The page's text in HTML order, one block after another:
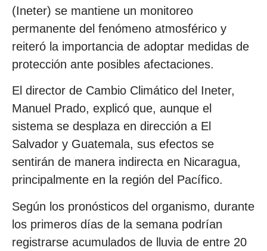
(Ineter) se mantiene un monitoreo
permanente del fenómeno atmosférico y
reiteró la importancia de adoptar medidas de
protección ante posibles afectaciones.
El director de Cambio Climático del Ineter,
Manuel Prado, explicó que, aunque el
sistema se desplaza en dirección a El
Salvador y Guatemala, sus efectos se
sentirán de manera indirecta en Nicaragua,
principalmente en la región del Pacífico.
Según los pronósticos del organismo, durante
los primeros días de la semana podrían
registrarse acumulados de lluvia de entre 20